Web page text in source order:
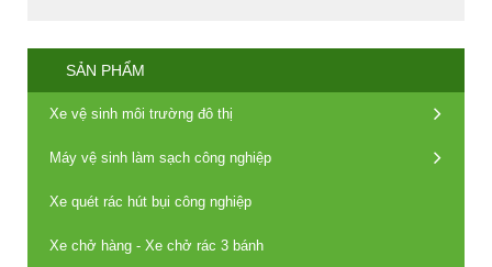
SẢN PHẨM
Xe vệ sinh môi trường đô thị
Máy vệ sinh làm sạch công nghiệp
Xe quét rác hút bụi công nghiệp
Xe chở hàng - Xe chở rác 3 bánh